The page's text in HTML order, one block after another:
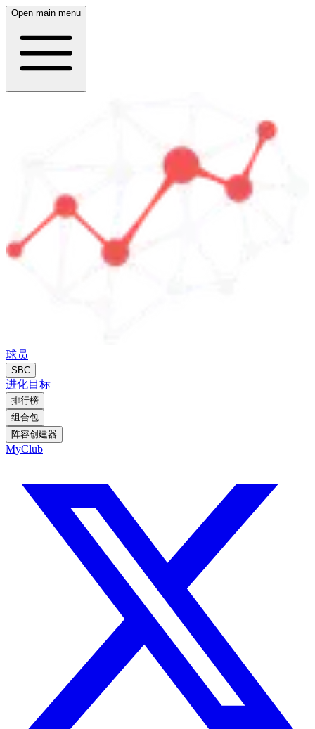
Open main menu
球员
SBC
进化目标
排行榜
组合包
阵容创建器
MyClub